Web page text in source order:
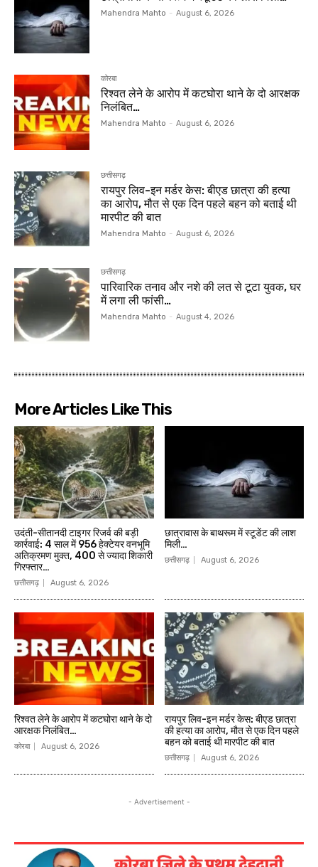
Mahendra Mahto - August 6, 2026
कोरबा
रिश्वत लेने के आरोप में कटघोरा थाने के दो आरक्षक
निलंबित…
Mahendra Mahto - August 6, 2026
छत्तीसगढ़
रायपुर लिव-इन मर्डर केस: बीएड छात्रा की हत्या
का आरोप, मौत से एक दिन पहले बहन को बताई थी
मारपीट की बात
Mahendra Mahto - August 6, 2026
छत्तीसगढ़
पारिवारिक तनाव और नशे की लत से टूटा युवक, घर
में लगा ली फांसी…
Mahendra Mahto - August 4, 2026
More Articles Like This
उदंती-सीतानदी टाइगर रिजर्व की बड़ी
कार्रवाई: 4 साल में 956 हेक्टेयर वनभूमि
अतिक्रमण मुक्त, 400 से ज्यादा शिकारी
गिरफ्तार…
छत्तीसगढ़ August 6, 2026
छात्रावास के बाथरूम में स्टूडेंट की लाश
मिली…
छत्तीसगढ़ August 6, 2026
रिश्वत लेने के आरोप में कटघोरा थाने के दो
आरक्षक निलंबित…
कोरबा August 6, 2026
रायपुर लिव-इन मर्डर केस: बीएड छात्रा
की हत्या का आरोप, मौत से एक दिन पहले
बहन को बताई थी मारपीट की बात
छत्तीसगढ़ August 6, 2026
- Advertisement -